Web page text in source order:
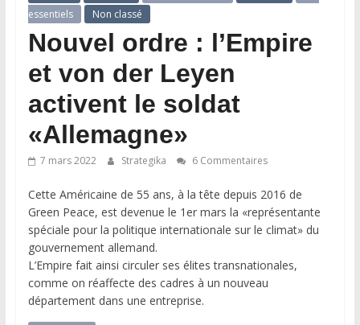
essentiels
Non classé
Nouvel ordre : l’Empire
et von der Leyen
activent le soldat
«Allemagne»
7 mars 2022 Strategika 6 Commentaires
Cette Américaine de 55 ans, à la tête depuis 2016 de
Green Peace, est devenue le 1er mars la «représentante
spéciale pour la politique internationale sur le climat» du
gouvernement allemand.
L’Empire fait ainsi circuler ses élites transnationales,
comme on réaffecte des cadres à un nouveau
département dans une entreprise.